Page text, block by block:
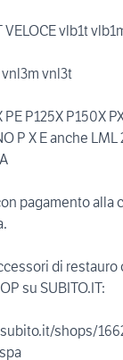
vlb1t
vnl3m vnl3t
P125X P150X
P X E anche
pagamento alla
di
su SUBITO.IT:
shops/